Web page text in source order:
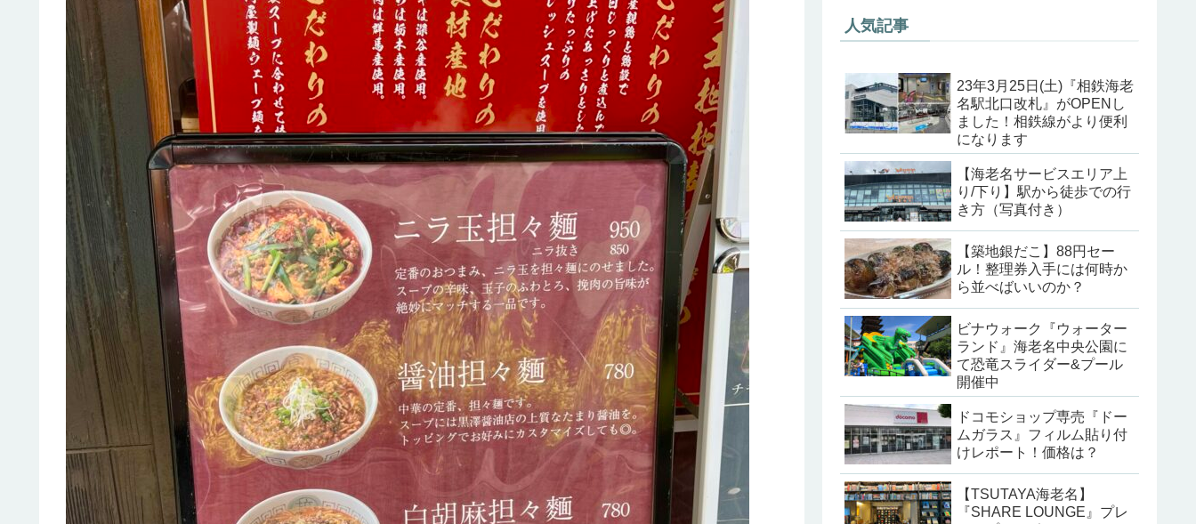
人気記事
23年3月25日(土)『相鉄海老
名駅北口改札』がOPENし
ました！相鉄線がより便利
になります
【海老名サービスエリア上
り/下り】駅から徒歩での行
き方（写真付き）
【築地銀だこ】88円セー
ル！整理券入手には何時か
ら並べばいいのか？
ビナウォーク『ウォーター
ランド』海老名中央公園に
て恐竜スライダー&プール
開催中
ドコモショップ専売『ドー
ムガラス』フィルム貼り付
けレポート！価格は？
【TSUTAYA海老名】
『SHARE LOUNGE』プレ